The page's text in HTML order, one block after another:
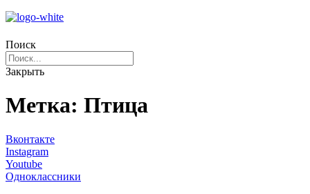
Поиск
Закрыть
Метка: Птица
Вконтакте
Instagram
Youtube
Одноклассники